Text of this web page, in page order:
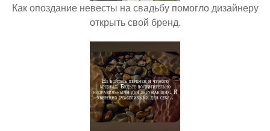
Как опоздание невесты на свадьбу помогло дизайнеру
открыть свой бренд.